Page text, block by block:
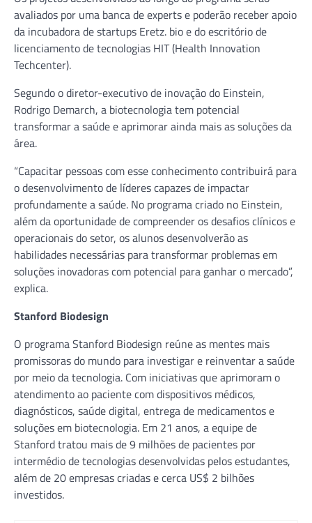
avaliados por uma banca de experts e poderão receber apoio
da incubadora de startups Eretz. bio e do escritório de
licenciamento de tecnologias HIT (Health Innovation
Techcenter).
Segundo o diretor-executivo de inovação do Einstein,
Rodrigo Demarch, a biotecnologia tem potencial
transformar a saúde e aprimorar ainda mais as soluções da
área.
“Capacitar pessoas com esse conhecimento contribuirá para
o desenvolvimento de líderes capazes de impactar
profundamente a saúde. No programa criado no Einstein,
além da oportunidade de compreender os desafios clínicos e
operacionais do setor, os alunos desenvolverão as
habilidades necessárias para transformar problemas em
soluções inovadoras com potencial para ganhar o mercado”,
explica.
Stanford Biodesign
O programa Stanford Biodesign reúne as mentes mais
promissoras do mundo para investigar e reinventar a saúde
por meio da tecnologia. Com iniciativas que aprimoram o
atendimento ao paciente com dispositivos médicos,
diagnósticos, saúde digital, entrega de medicamentos e
soluções em biotecnologia. Em 21 anos, a equipe de
Stanford tratou mais de 9 milhões de pacientes por
intermédio de tecnologias desenvolvidas pelos estudantes,
além de 20 empresas criadas e cerca US$ 2 bilhões
investidos.